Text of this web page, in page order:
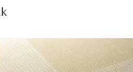
は、「ウォールボンド100」です。
さい。
ます。必ず最新の情報をご確認く
普通紙＋ポリ塩化